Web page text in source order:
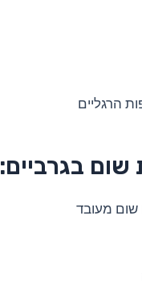
הרגליים
שום בגרביים:
מעובד